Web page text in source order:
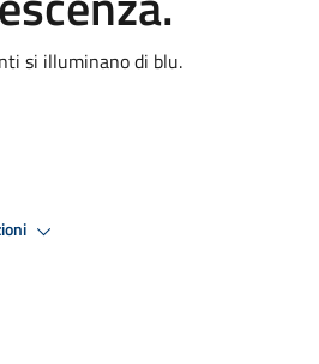
si illuminano di blu.